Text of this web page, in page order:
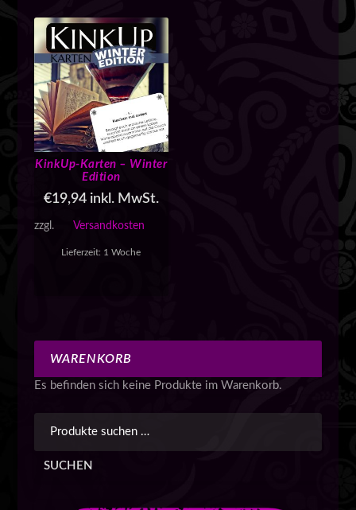
KinkUp-Karten – Winter
Edition
€19,94 inkl. MwSt.
zzgl. Versandkosten
Lieferzeit: 1 Woche
WARENKORB
Es befinden sich keine Produkte im Warenkorb.
SUCHEN